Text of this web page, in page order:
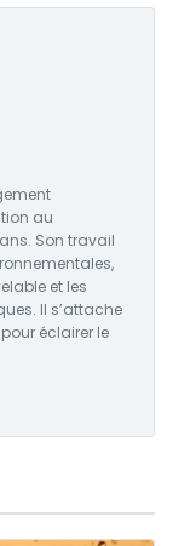
au
Son travail
et les
Il s’attache
éclairer le